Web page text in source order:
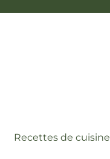
Recettes de cuisine